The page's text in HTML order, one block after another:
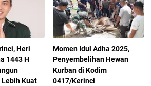
Heri
1443 H
Kuat
Momen Idul Adha 2025,
Penyembelihan Hewan
Kurban di Kodim
0417/Kerinci